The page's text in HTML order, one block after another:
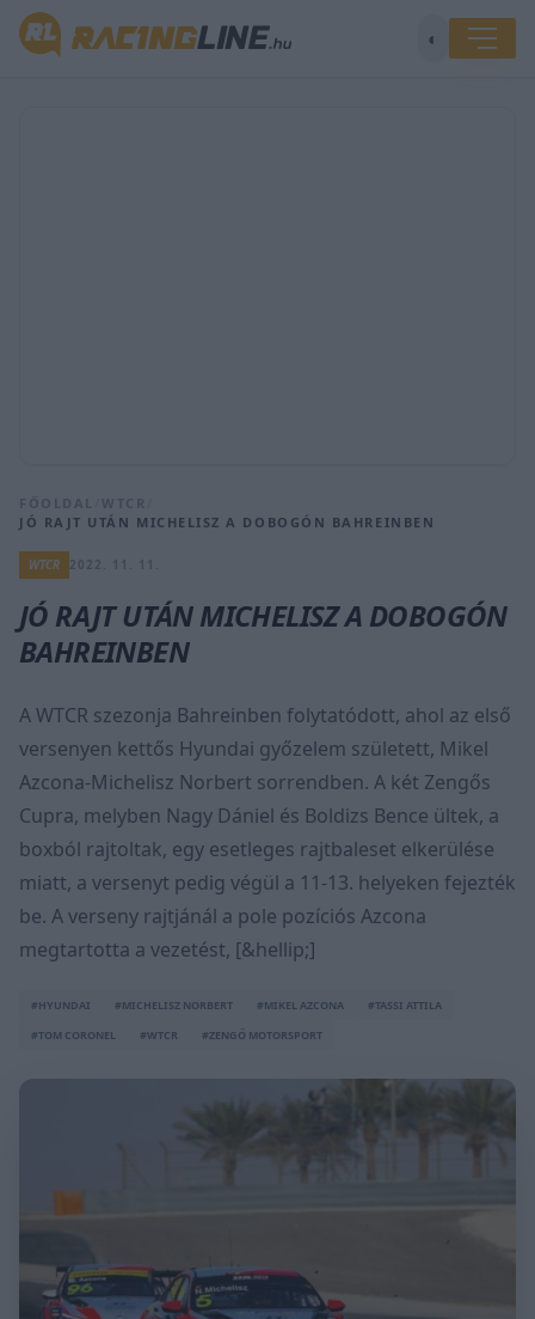
◐
FŐOLDAL WTCR
JÓ RAJT UTÁN MICHELISZ A DOBOGÓN BAHREINBEN
WTCR
JÓ RAJT UTÁN MICHELISZ A DOBOGÓN
BAHREINBEN
A WTCR szezonja Bahreinben folytatódott, ahol az első
versenyen kettős Hyundai győzelem született, Mikel
Azcona-Michelisz Norbert sorrendben. A két Zengős
Cupra, melyben Nagy Dániel és Boldizs Bence ültek, a
boxból rajtoltak, egy esetleges rajtbaleset elkerülése
miatt, a versenyt pedig végül a 11-13. helyeken fejezték
be. A verseny rajtjánál a pole pozíciós Azcona
megtartotta a vezetést, [&hellip;]
#HYUNDAI #MICHELISZ NORBERT #MIKEL AZCONA
#TASSI ATTILA
#TOM CORONEL
#WTCR #ZENGŐ MOTORSPORT